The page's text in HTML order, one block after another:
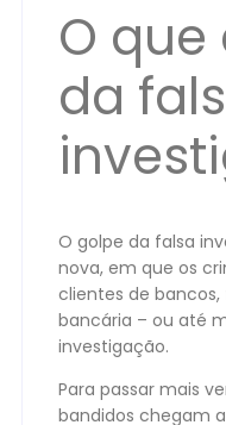
O que
da
O golpe da falsa
nova, em que os
clientes de
bancária – ou até
investigação.
Para passar mais
bandidos chegam